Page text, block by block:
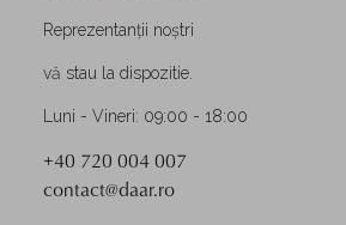
Reprezentanții noștri
vă stau la dispozitie.
Luni - Vineri: 09:00 - 18:00
+40 720 004 007
contact@daar.ro